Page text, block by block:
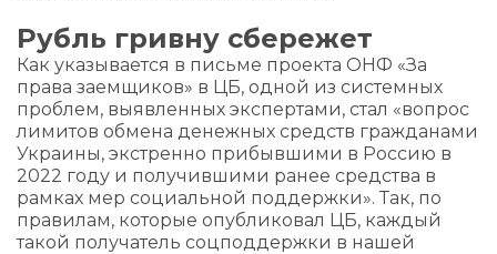
Рубль гривну сбережет
Как указывается в письме проекта ОНФ «За
права заемщиков» в ЦБ, одной из системных
проблем, выявленных экспертами, стал «вопрос
лимитов обмена денежных средств гражданами
Украины, экстренно прибывшими в Россию в
2022 году и получившими ранее средства в
рамках мер социальной поддержки». Так, по
правилам, которые опубликовал ЦБ, каждый
такой получатель соцподдержки в нашей